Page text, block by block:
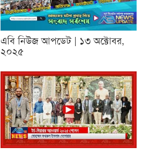
এবি নিউজ আপডেট | ১৩ অক্টোবর,
২০২৫